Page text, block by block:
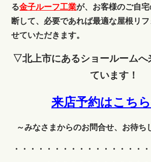
る金子ルーフ工業が、お客様のご自
断して、必要であれば最適な屋根リ
せていただきます。
▽北上市にあるショールームへ
ています！
来店予約はこち
～みなさまからのお問合せ、お待ち
・・・・・・・・・・・・
・・・・